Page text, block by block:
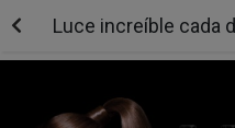
Luce increíble cada